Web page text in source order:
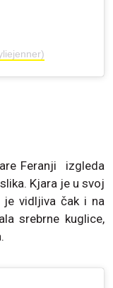
Feranji izgleda
Kjara je u svoj
vidljiva čak i na
srebrne kuglice,